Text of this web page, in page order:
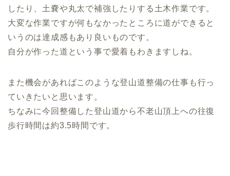
したり、土嚢や丸太で補強したりする土木作業です。
大変な作業ですが何もなかったところに道ができると
いうのは達成感もあり良いものです。
自分が作った道という事で愛着もわきますしね。
また機会があればこのような登山道整備の仕事も行っ
ていきたいと思います。
ちなみに今回整備した登山道から不老山頂上への往復
歩行時間は約3.5時間です。